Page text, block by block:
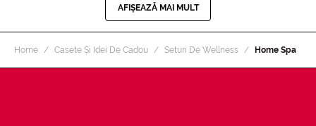
AFIȘEAZĂ MAI MULT
Home Casete Și Idei De Cadou Seturi De Wellness Home Spa